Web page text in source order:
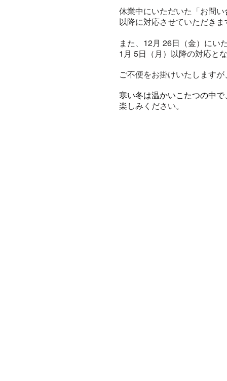
休業中にいただいた「お問
以降に対応させていただきま
また、12月 26日（金）にい
1月 5日（月）以降の対応と
ご不便をお掛けいたします
寒い冬は温かいこたつの中
楽しみください。